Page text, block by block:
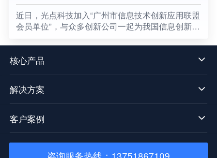
​近日，光点科技加入“广州市信息技术创新应用联盟
会员单位”，与众多创新公司一起为我国信息创新发
台技术发展迈向了新阶段。
核心产品
解决方案
客户案例
咨询服务热线：13751867109